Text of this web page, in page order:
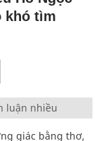
khó tìm
luận nhiều
giác bằng thơ,